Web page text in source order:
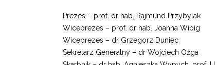
Prezes – prof. dr hab. Rajmund Przybylak
Wiceprezes – prof. dr hab. Joanna Wibig
Wiceprezes – dr Grzegorz Duniec
Sekretarz Generalny – dr Wojciech Ożga